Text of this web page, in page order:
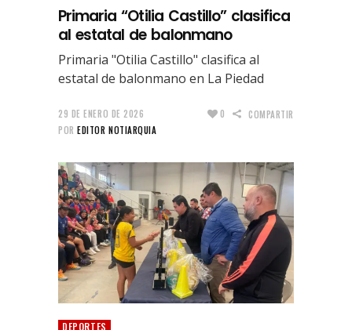
Primaria “Otilia Castillo” clasifica
al estatal de balonmano
Primaria "Otilia Castillo" clasifica al
estatal de balonmano en La Piedad
29 DE ENERO DE 2026
POR EDITOR NOTIARQUIA
0 COMPARTIR
DEPORTES